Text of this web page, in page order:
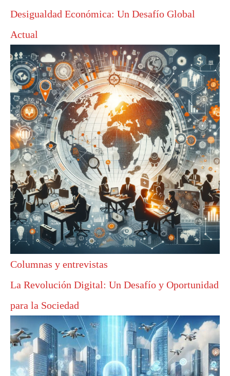
Desigualdad Económica: Un Desafío Global
Actual
Columnas y entrevistas
La Revolución Digital: Un Desafío y Oportunidad
para la Sociedad